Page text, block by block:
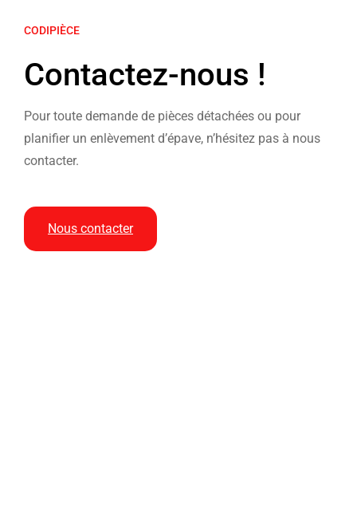
CODIPIÈCE
Contactez-nous !
Pour toute demande de pièces détachées ou pour
planifier un enlèvement d’épave, n’hésitez pas à nous
contacter.
Nous contacter